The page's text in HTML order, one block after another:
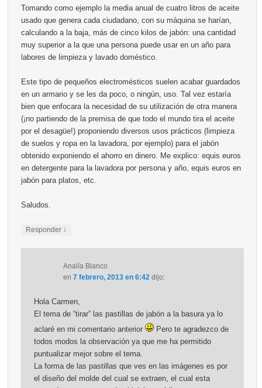
Tomando como ejemplo la media anual de cuatro litros de aceite
usado que genera cada ciudadano, con su máquina se harían,
calculando a la baja, más de cinco kilos de jabón: una cantidad
muy superior a la que una persona puede usar en un año para
labores de limpieza y lavado doméstico.
Este tipo de pequeños electromésticos suelen acabar guardados
en un armario y se les da poco, o ningún, uso. Tal vez estaría
bien que enfocara la necesidad de su utilización de otra manera
(¡no partiendo de la premisa de que todo el mundo tira el aceite
por el desagüe!) proponiendo diversos usos prácticos (limpieza
de suelos y ropa en la lavadora, por ejemplo) para el jabón
obtenido exponiendo el ahorro en dinero. Me explico: equis euros
en detergente para la lavadora por persona y año, equis euros en
jabón para platos, etc.
Saludos.
Responder ↓
Analía Blanco
en 7 febrero, 2013 en 6:42 dijo:
Hola Carmen,
El tema de “tirar” las pastillas de jabón a la basura ya lo
aclaré en mi comentario anterior
Pero te agradezco de
todos modos la observación ya que me ha permitido
puntualizar mejor sobre el tema.
La forma de las pastillas que ves en las imágenes es por
el diseño del molde del cual se extraen, el cual esta